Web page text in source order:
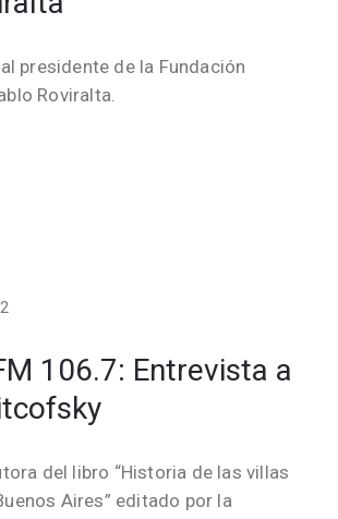
presidente de la Fundación
Roviralta.
106.7: Entrevista a
del libro “Historia de las villas
Aires” editado por la